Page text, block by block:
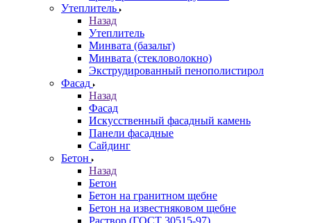
Утеплитель
Назад
Утеплитель
Минвата (базальт)
Минвата (стекловолокно)
Экструдированный пенополистирол
Фасад
Назад
Фасад
Искусственный фасадный камень
Панели фасадные
Сайдинг
Бетон
Назад
Бетон
Бетон на гранитном щебне
Бетон на известняковом щебне